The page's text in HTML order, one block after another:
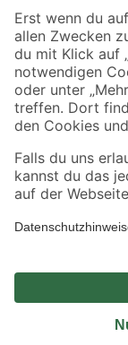
Sicher einkaufen
Jetzt die toom-
Alle Preisangaben in EUR
Umständen nicht in allen
Produkte nur solange der
*Paketversand ab 59 €
Nutzungsbedingungen